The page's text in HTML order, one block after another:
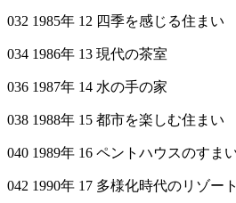
032 1985年 12 四季を感じる住まい
034 1986年 13 現代の茶室
036 1987年 14 水の手の家
038 1988年 15 都市を楽しむ住まい
040 1989年 16 ペントハウスのすま
042 1990年 17 多様化時代のリゾー